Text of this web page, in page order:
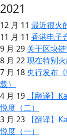
2021
12 月 11 最近很火
11 月 11 香港电子
9 月 29 关于区块
8 月 22现在特别
7 月 18央行发布
载）
4 月 19
【翻译】
悦度（二）
3 月 23
【翻译】
悦度（一）